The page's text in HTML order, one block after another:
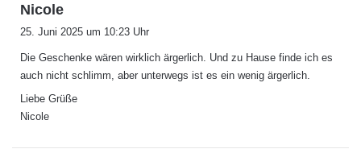
Nicole
a
t
:
25. Juni 2025 um 10:23 Uhr
Die Geschenke wären wirklich ärgerlich. Und zu Hause finde ich es
auch nicht schlimm, aber unterwegs ist es ein wenig ärgerlich.
Liebe Grüße
Nicole